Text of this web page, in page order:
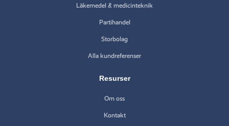
Läkemedel & medicinteknik
Partihandel
Storbolag
Alla kundreferenser
Resurser
Om oss
Kontakt